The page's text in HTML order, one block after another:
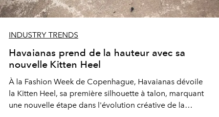
INDUSTRY TRENDS
Havaianas prend de la hauteur avec sa
nouvelle Kitten Heel
À la Fashion Week de Copenhague, Havaianas dévoile
la Kitten Heel, sa première silhouette à talon, marquant
une nouvelle étape dans l'évolution créative de la